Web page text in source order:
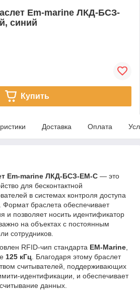
Em-marine ЛКД-БСЗ-
синий
Купить
Доставка Оплата
Em-marine ЛКД-БСЗ-EM-С — это
для бесконтактной
в системах контроля доступа
браслета обеспечивает
и позволяет носить идентификатор
на объектах с постоянным
сотрудников.
RFID-чип стандарта EM-Marine
125 кГц . Благодаря этому браслет
считывателей, поддерживающих
идентификации, и обеспечивает
данных.